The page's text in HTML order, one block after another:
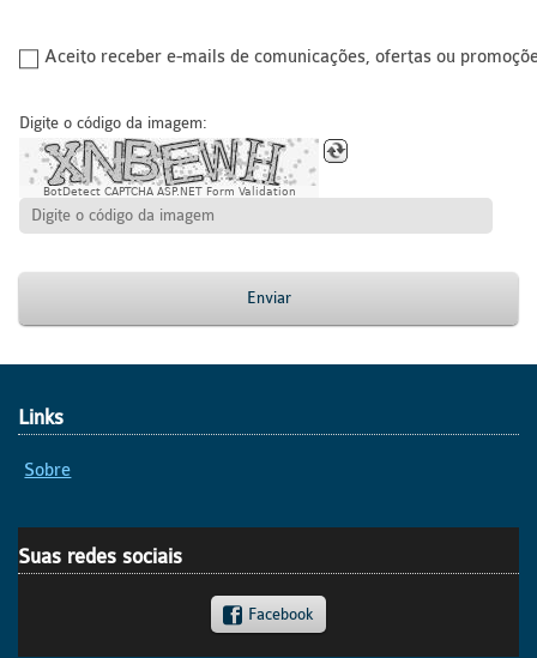
Aceito receber e-mails de comunicações, ofertas ou
Digite o código da imagem:
BotDetect CAPTCHA ASP.NET Form Validation
Enviar
Links
Sobre
Suas redes sociais
Facebook